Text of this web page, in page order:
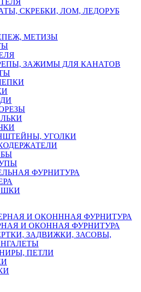
СКРЕБКИ, ЛОМ, ЛЕДОРУБ
МЕТИЗЫ
ЗАЖИМЫ ДЛЯ КАНАТОВ
УГОЛКИ
ФУРНИТУРА
И ОКОНННАЯ ФУРНИТУРА
И ОКОННАЯ ФУРНИТУРА
ЗАДВИЖКИ, ЗАСОВЫ,
ПЕТЛИ